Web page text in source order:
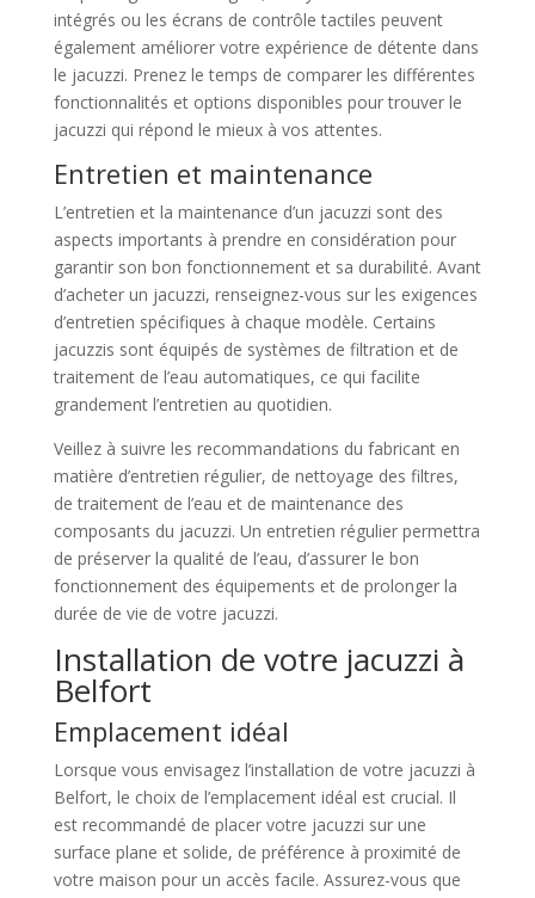
intégrés ou les écrans de contrôle tactiles peuvent
également améliorer votre expérience de détente dans
le jacuzzi. Prenez le temps de comparer les différentes
fonctionnalités et options disponibles pour trouver le
jacuzzi qui répond le mieux à vos attentes.
Entretien et maintenance
L’entretien et la maintenance d’un jacuzzi sont des
aspects importants à prendre en considération pour
garantir son bon fonctionnement et sa durabilité. Avant
d’acheter un jacuzzi, renseignez-vous sur les exigences
d’entretien spécifiques à chaque modèle. Certains
jacuzzis sont équipés de systèmes de filtration et de
traitement de l’eau automatiques, ce qui facilite
grandement l’entretien au quotidien.
Veillez à suivre les recommandations du fabricant en
matière d’entretien régulier, de nettoyage des filtres,
de traitement de l’eau et de maintenance des
composants du jacuzzi. Un entretien régulier permettra
de préserver la qualité de l’eau, d’assurer le bon
fonctionnement des équipements et de prolonger la
durée de vie de votre jacuzzi.
Installation de votre jacuzzi à
Belfort
Emplacement idéal
Lorsque vous envisagez l’installation de votre jacuzzi à
Belfort, le choix de l’emplacement idéal est crucial. Il
est recommandé de placer votre jacuzzi sur une
surface plane et solide, de préférence à proximité de
votre maison pour un accès facile. Assurez-vous que